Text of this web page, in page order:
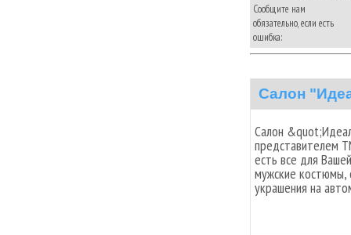
Сообщите нам
обязательно, если есть
ошибка:
Салон
Салон
представителем
есть все для
мужские костюмы,
украшения на